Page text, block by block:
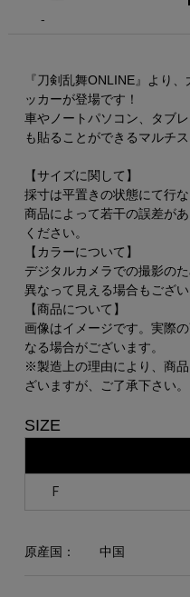
-
『刀剣乱舞ONLINE』より
ッカーが登場です！
車やノートパソコン、タブ
も貼ることができるマルチ
【サイズに関して】
採寸は平置きの状態にて行な
商品によって若干の誤差が
ください。
【カラーについて】
デジタルカメラでの撮影の
異なって見える場合もござい
【商品について】
画像はイメージです。実際
なる場合がございます。
※製造上の理由により、商
ざいますが、ご了承下さい。
SIZE
F
原産国： 中国